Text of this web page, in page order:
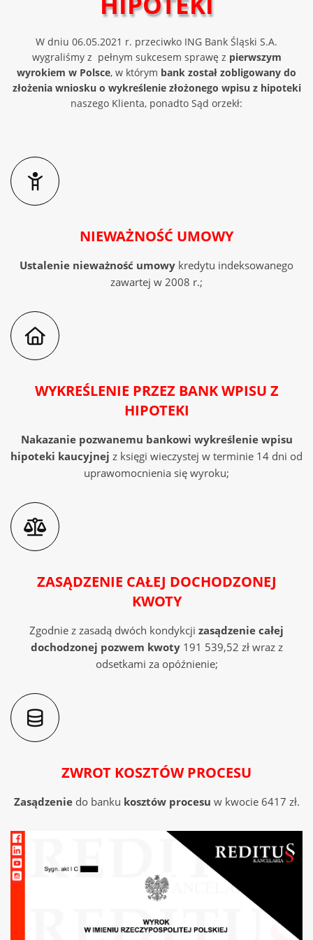
"OśwIadczenie o potrąceniu",
"Oświadczeniem co do skutków
nieważności zgłoszenia wierzytelności"
Warszawie, Wydział XVIII Gospodarczy, ul.
Czerniakowska 100A, Warszawa kod: 00-
454
c) (Jeżeli były wydane) Wyrok I instancji, II
instancji, postanowienie o zabezpieczeniu j
d) Jeżeli mają Państwo możliwość załączyć
- aneksów,
- zaświadczeń bankowych przedstawiających
historię spłaty rat kredytowych
wpłaty nieujęte w zaświadczeniu bankowym.
UWAGA:Z uwag na ograniczenia w limicie
dołączanych do systemu, informujemy, że
najważniejsze jest dołączenie załączników z
W dniu 06.05.2021 r. przeciwko ING Bank Śląski S.A.
wygraliśmy z pełnym sukcesem sprawę z pierwszym
wyrokiem w Polsce, w którym bank został zobligowany do
złożenia wniosku o wykreślenie złożonego wpisu z hipoteki
naszego Klienta, ponadto Sąd orzekł:
NIEWAŻNOŚĆ UMOWY
Ustalenie nieważność umowy kredytu indeksowanego
zawartej w 2008 r.;
WYKREŚLENIE PRZEZ BANK WPISU Z
HIPOTEKI
Nakazanie pozwanemu bankowi wykreślenie wpisu
hipoteki kaucyjnej z księgi wieczystej w terminie 14 dni od
uprawomocnienia się wyroku;
ZASĄDZENIE CAŁEJ DOCHODZONEJ
KWOTY
Zgodnie z zasadą dwóch kondykcji zasądzenie całej
dochodzonej pozwem kwoty191 539,52 zł wraz z
odsetkami za opóźnienie;
ZWROT KOSZTÓW PROCESU
Zasądzeniedo banku kosztów procesu w kwocie 6417 zł.